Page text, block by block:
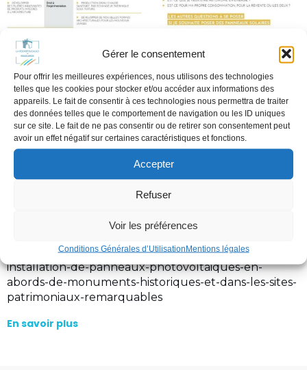
Gérer le consentement
Pour offrir les meilleures expériences, nous utilisons des technologies
telles que les cookies pour stocker et/ou accéder aux informations des
appareils. Le fait de consentir à ces technologies nous permettra de traiter
des données telles que le comportement de navigation ou les ID uniques
sur ce site. Le fait de ne pas consentir ou de retirer son consentement peut
avoir un effet négatif sur certaines caractéristiques et fonctions.
Accepter
Refuser
Voir les préférences
Conditions Générales d’UtilisationMentions légales
INFORMATION PANNEAUX
PHOTOVOLTAIQUES
mars 8, 2024
le « guide de l’insertion architecturale et paysagère
https://www.culture.gouv.fr/fr/Thematiques/Monum
patrimoniaux/Themes-environnementaux/L-
installation-de-panneaux-photovoltaiques-en-
abords-de-monuments-historiques-et-dans-les-sites-
patrimoniaux-remarquables
En savoir plus